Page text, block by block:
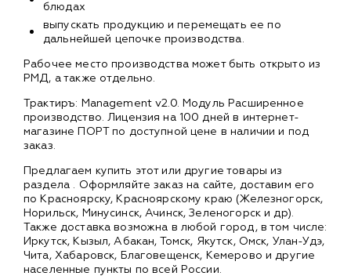
блюдах
выпускать продукцию и перемещать ее по
дальнейшей цепочке производства.
Рабочее место производства может быть открыто из
РМД, а также отдельно.
Трактиръ: Management v2.0. Модуль Расширенное
производство. Лицензия на 100 дней в интернет-
магазине ПОРТ по доступной цене в наличии и под
заказ.
Предлагаем купить этот или другие товары из
раздела . Оформляйте заказ на сайте, доставим его
по Красноярску, Красноярскому краю (Железногорск,
Норильск, Минусинск, Ачинск, Зеленогорск и др).
Также доставка возможна в любой город, в том числе:
Иркутск, Кызыл, Абакан, Томск, Якутск, Омск, Улан-Удэ,
Чита, Хабаровск, Благовещенск, Кемерово и другие
населенные пункты по всей России.